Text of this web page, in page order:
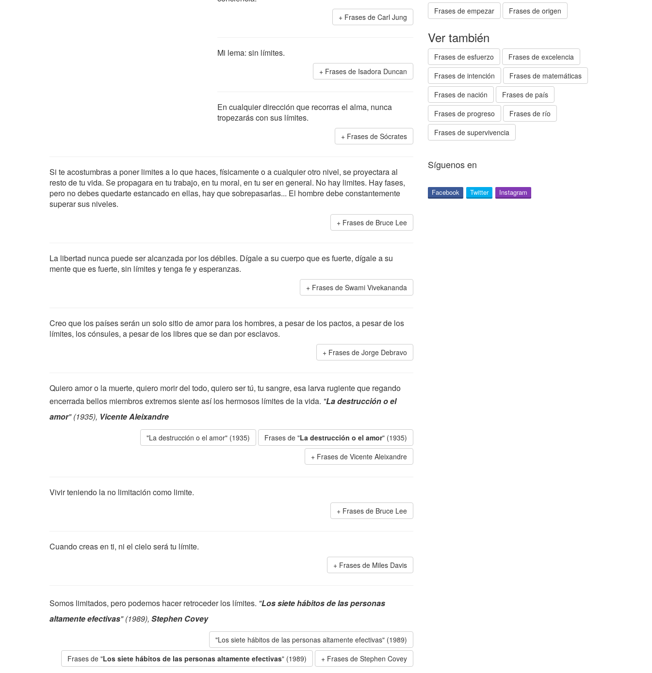
Frases de Carl Jung
Mi lema: sin límites.
Frases de Isadora Duncan
En cualquier dirección que recorras el alma, nunca
tropezarás con sus límites.
Frases de Sócrates
Si te acostumbras a poner limites a lo que haces, físicamente o a cualquier otro nivel, se proyectara al
resto de tu vida. Se propagara en tu trabajo, en tu moral, en tu ser en general. No hay limites. Hay fases,
pero no debes quedarte estancado en ellas, hay que sobrepasarlas... El hombre debe constantemente
superar sus niveles.
Frases de Bruce Lee
La libertad nunca puede ser alcanzada por los débiles. Dígale a su cuerpo que es fuerte, dígale a su
mente que es fuerte, sin límites y tenga fe y esperanzas.
Frases de Swami Vivekananda
Creo que los países serán un solo sitio de amor para los hombres, a pesar de los pactos, a pesar de los
límites, los cónsules, a pesar de los libres que se dan por esclavos.
Frases de Jorge Debravo
Quiero amor o la muerte, quiero morir del todo, quiero ser tú, tu sangre, esa larva rugiente que regando
encerrada bellos miembros extremos siente así los hermosos límites de la vida. "La destrucción o el
amor" (1935), Vicente Aleixandre
"La destrucción o el amor" (1935) Frases de "La destrucción o el amor" (1935)
Frases de Vicente Aleixandre
Vivir teniendo la no limitación como limite.
Frases de Bruce Lee
Cuando creas en ti, ni el cielo será tu límite.
Frases de Miles Davis
Somos limitados, pero podemos hacer retroceder los límites. "Los siete hábitos de las personas
altamente efectivas" (1989), Stephen Covey
"Los siete hábitos de las personas altamente efectivas" (1989)
Frases de "Los siete hábitos de las personas altamente efectivas" (1989) Frases de Stephen Covey
Frases de empezar Frases de origen
Ver también
Frases de esfuerzo
Frases de excelencia
Frases de intención
Frases de matemáticas
Frases de nación
Frases de país
Frases de progreso
Frases de río
Frases de supervivencia
Síguenos en
Facebook Twitter Instagram